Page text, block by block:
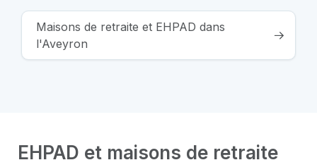
Maisons de retraite et EHPAD dans
l'Aveyron
EHPAD et maisons de retraite